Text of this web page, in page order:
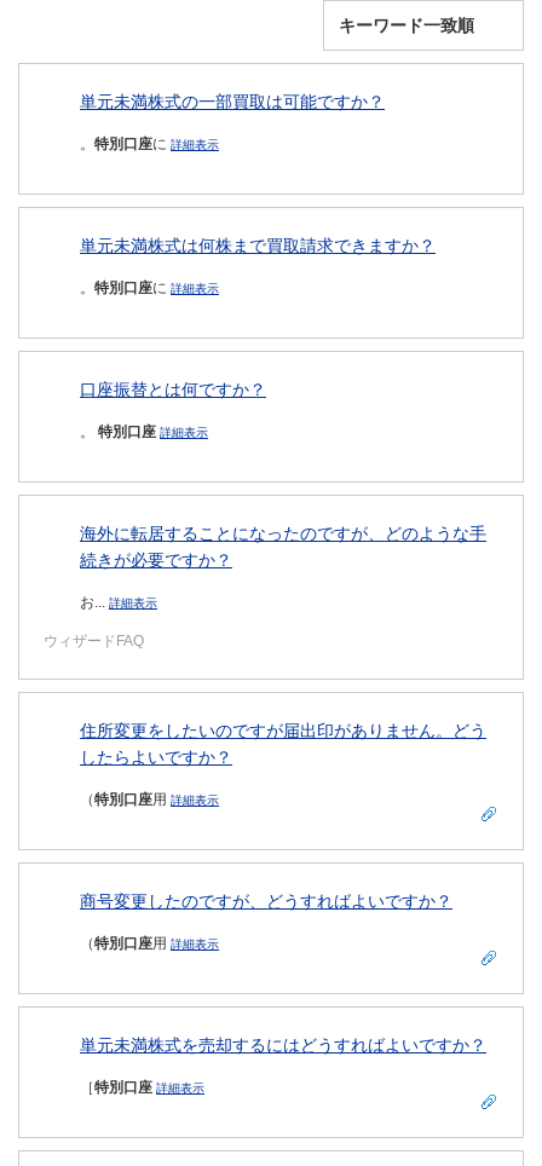
単元未満株式の一部買取は可能ですか？
。 特別口座に 詳細表示
単元未満株式は何株まで買取請求できますか？
。 特別口座に 詳細表示
口座振替とは何ですか？
。 特別口座 詳細表示
海外に転居することになったのですが、どのような手
続きが必要ですか？
お... 詳細表示
ウィザードFAQ
住所変更をしたいのですが届出印がありません。どう
したらよいですか？
（特別口座用 詳細表示
商号変更したのですが、どうすればよいですか？
（特別口座用 詳細表示
単元未満株式を売却するにはどうすればよいですか？
［特別口座 詳細表示